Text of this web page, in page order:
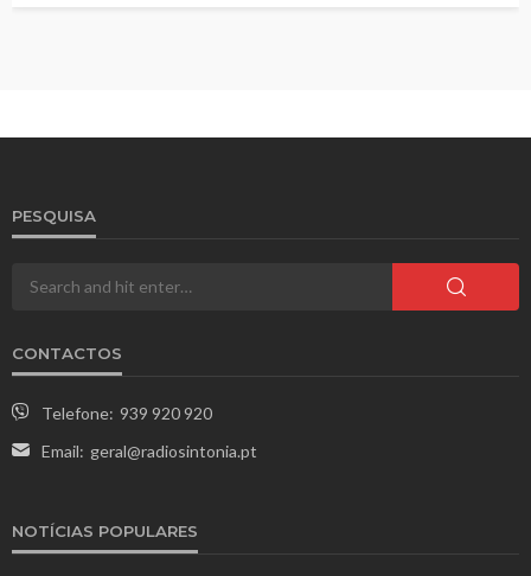
PESQUISA
CONTACTOS
Telefone: 939 920 920
Email: geral@radiosintonia.pt
NOTÍCIAS POPULARES